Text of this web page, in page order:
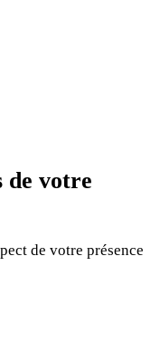
de votre
de votre présence